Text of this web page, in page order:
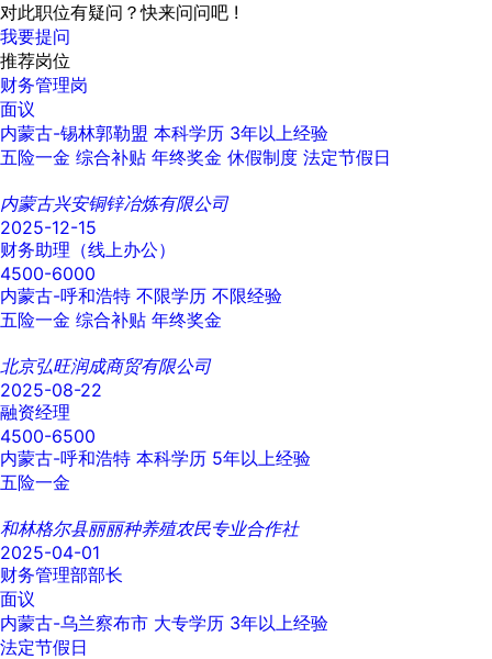
对此职位有疑问？快来问问吧 !
我要提问
推荐岗位
财务管理岗
面议
内蒙古-锡林郭勒盟 本科学历 3年以上经验
五险一金 综合补贴 年终奖金 休假制度 法定节假日
内蒙古兴安铜锌冶炼有限公司
2025-12-15
财务助理（线上办公）
4500-6000
内蒙古-呼和浩特 不限学历 不限经验
五险一金 综合补贴 年终奖金
北京弘旺润成商贸有限公司
2025-08-22
融资经理
4500-6500
内蒙古-呼和浩特 本科学历 5年以上经验
五险一金
和林格尔县丽丽种养殖农民专业合作社
2025-04-01
财务管理部部长
面议
内蒙古-乌兰察布市 大专学历 3年以上经验
法定节假日